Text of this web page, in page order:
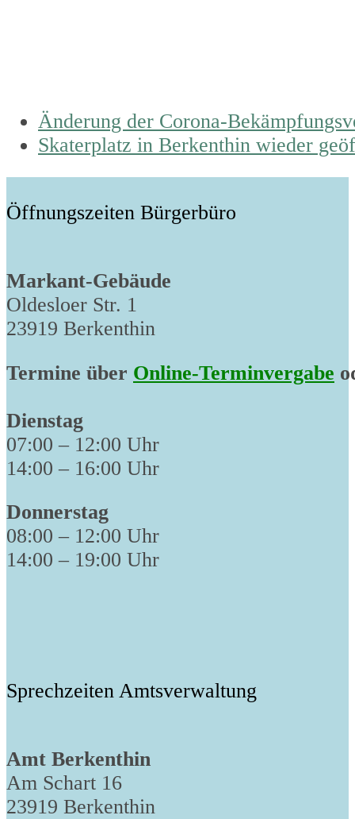
previous
post:
Änderung der Corona-
next
Skaterplatz in Berkenthin wieder
Öffnungszeiten Bürgerbüro
Markant-Gebäude
Oldesloer Str. 1
23919 Berkenthin
Termine über Online-Terminvergabe
Dienstag
07:00 – 12:00 Uhr
14:00 – 16:00 Uhr
Donnerstag
08:00 – 12:00 Uhr
14:00 – 19:00 Uhr
Sprechzeiten Amtsverwaltung
Amt Berkenthin
Am Schart 16
23919 Berkenthin